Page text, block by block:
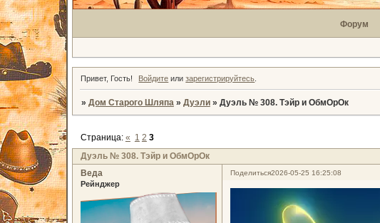
Форум
Привет, Гость! Войдите илизарегистрируйтесь
» Дом Старого Шляпа » Дуэли » Дуэль № 308. Тэйр и ОбмОрОк
Дуэль № 308. Тэйр и ОбмОрОк
Страница: « 1 2 3
Поделиться2026-05-25 16:25:08
Веда
Рейнджер